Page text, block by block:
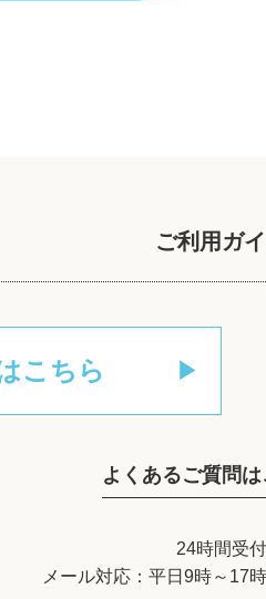
ご利用ガ
こちら
よくあるご質問は
24時間受付
メール対応：平日9時～17